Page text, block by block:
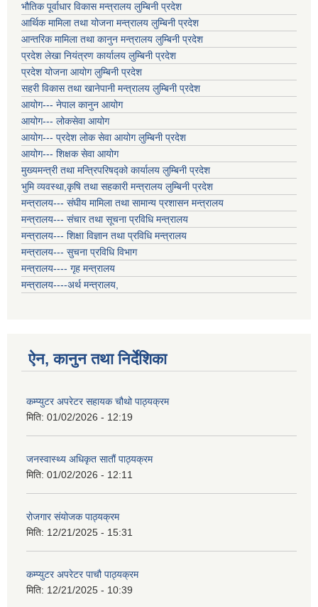
भौतिक पूर्वाधार विकास मन्त्रालय लुम्बिनी प्रदेश
आर्थिक मामिला तथा योजना मन्त्रालय लुम्बिनी प्रदेश
आन्तरिक मामिला तथा कानुन मन्त्रालय लुम्बिनी प्रदेश
प्रदेश लेखा नियंत्रण कार्यालय लुम्बिनी प्रदेश
प्रदेश योजना आयोग लुम्बिनी प्रदेश
सहरी विकास तथा खानेपानी मन्त्रालय लुम्बिनी प्रदेश
आयोग--- नेपाल कानुन आयोग
आयोग--- लोकसेवा आयोग
आयोग--- प्रदेश लोक सेवा आयोग लुम्बिनी प्रदेश
आयोग--- शिक्षक सेवा आयोग
मुख्यमन्त्री तथा मन्त्रिपरिषद्को कार्यालय लुम्बिनी प्रदेश
भुमि व्यवस्था,कृषि तथा सहकारी मन्त्रालय लुम्बिनी प्रदेश
मन्त्रालय--- संघीय मामिला तथा सामान्य प्रशासन मन्त्रालय
मन्त्रालय--- संचार तथा सूचना प्रविधि मन्त्रालय
मन्त्रालय--- शिक्षा विज्ञान तथा प्रविधि मन्त्रालय
मन्त्रालय--- सुचना प्रविधि विभाग
मन्त्रालय---- गृह मन्त्रालय
मन्त्रालय----अर्थ मन्त्रालय,
ऐन, कानुन तथा निर्देशिका
कम्प्युटर अपरेटर सहायक चौथो पाठ्यक्रम
मिति: 01/02/2026 - 12:19
जनस्वास्थ्य अधिकृत सातौं पाठ्यक्रम
मिति: 01/02/2026 - 12:11
रोजगार संयोजक पाठ्यक्रम
मिति: 12/21/2025 - 15:31
कम्प्युटर अपरेटर पाचौ पाठ्यक्रम
मिति: 12/21/2025 - 10:39